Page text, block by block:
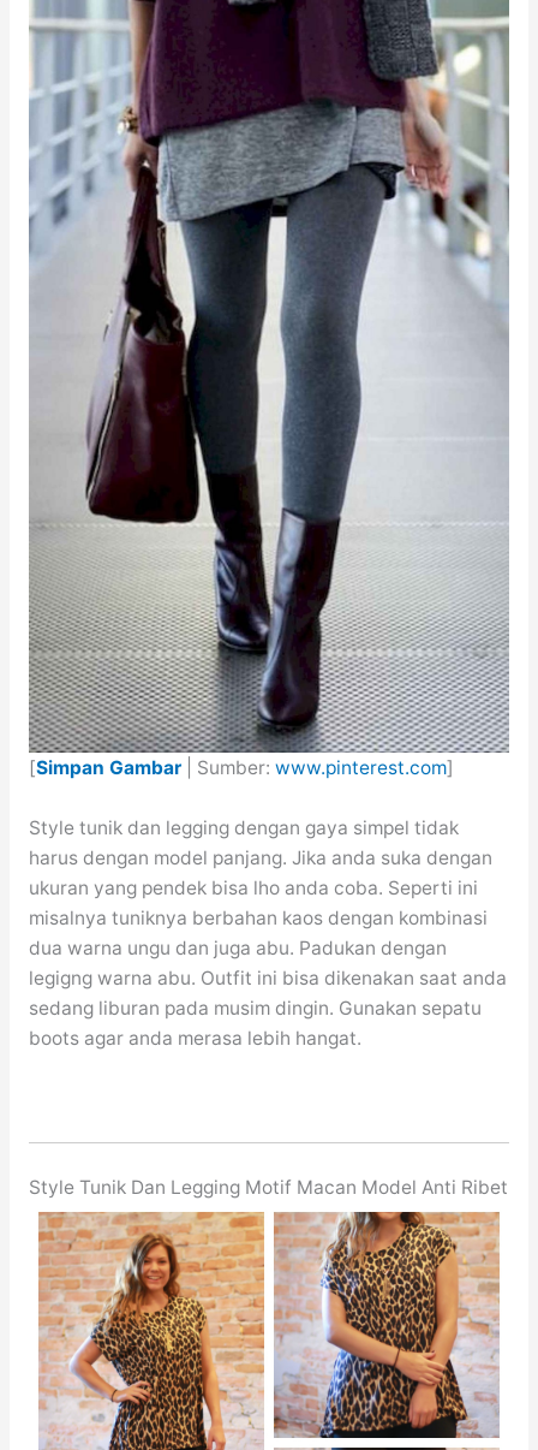
[Simpan Gambar| Sumber: www.pinterest.com]
Style tunik dan legging dengan gaya simpel tidak
harus dengan model panjang. Jika anda suka dengan
ukuran yang pendek bisa lho anda coba. Seperti ini
misalnya tuniknya berbahan kaos dengan kombinasi
dua warna ungu dan juga abu. Padukan dengan
legigng warna abu. Outfit ini bisa dikenakan saat anda
sedang liburan pada musim dingin. Gunakan sepatu
boots agar anda merasa lebih hangat.
Style Tunik Dan Legging Motif Macan Model Anti Ribet